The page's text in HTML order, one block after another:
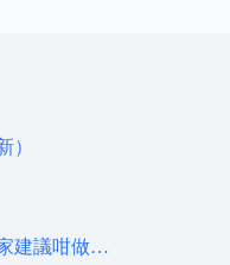
）
建議咁做…